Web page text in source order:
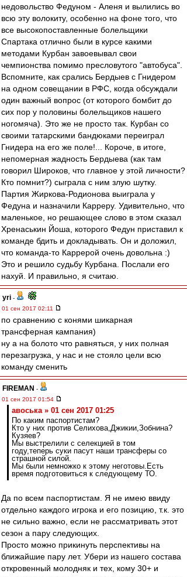
недовольство Федуном - Аленя и вылились во
всю эту волокиту, особенно на фоне того, что
все высокопоставленные болельщики
Спартака отлично были в курсе какими
методами Курбан завоевывал свои
чемпионства помимо пресловутого "автобуса".
Вспомните, как срались Бердыев с Гнидером
на одном совещании в РФС, когда обсуждали
один важный вопрос (от которого бомбит до
сих пор у половины болельщиков нашего
ногомяча). Это же не просто так. Курбан со
своими татарскими бандюками переиграл
Гнидера на его же поле!... Короче, в итоге,
непомерная жадность Бердыева (как там
говорил Широков, что главное у этой личности?
Кто помнит?) сыграла с ним злую шутку.
Партия Жиркова-Родионова выиграла у
Федуна и назначили Карреру. Удивительно, что
маленькое, но решающее слово в этом сказал
Хренаськин Йоша, которого Федун приставил к
команде бдить и докладывать. Он и доложил,
что команда-то Каррерой очень довольна :)
Это и решило судьбу Курбана. Послали его
нахуй. И правильно, я считаю.
yri -
01 сен 2017 02:11
по сравнению с конями шикарная
трансферная кампания)
ну а на болото что равняться, у них полная
перезагрузка, у нас и не стояло цели всю
команду сменить
FIREMAN -
01 сен 2017 01:54
авоська » 01 сен 2017 01:25
По каким паспортистам?
Кто у них против Селихова,Джикии,Зобнина?
Кузяев?
Мы выстрелили с селекцией в том
году,теперь суки пасут наши трансферы со
страшной силой.
Мы были немножко к этому неготовы.Есть
время подготовиться к следующему ТО.
Да по всем паспортистам. Я не имею ввиду
отдельно каждого игрока и его позицию, т.к. это
не сильно важно, если не рассматривать этот
сезон а пару следующих.
Просто можно прикинуть перспективы на
ближайшие пару лет. Убери из нашего состава
откровенный молодняк и тех, кому 30+ и